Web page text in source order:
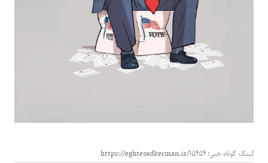
لینک کوتاه خبر: https://eghtesadkerman.ir/۱۵۴۵۴